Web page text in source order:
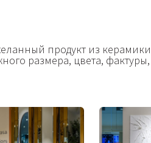
продукт из керамики
размера, цвета,